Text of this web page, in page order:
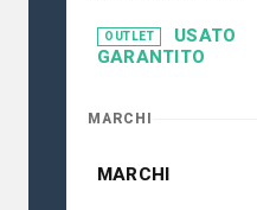
OUTLET
USATO
GARANTITO
MARCHI
MARCHI